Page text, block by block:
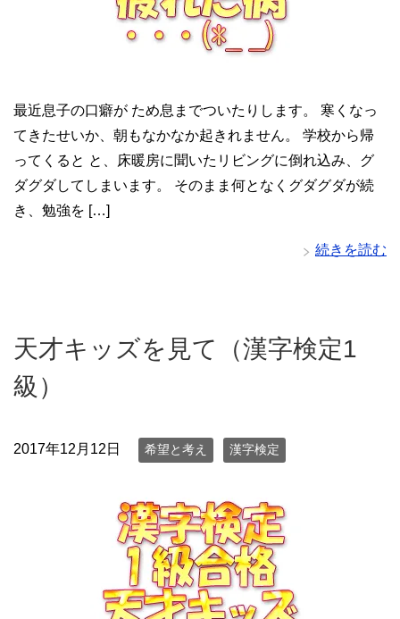
最近息子の口癖が ため息までついたりします。 寒くなっ
てきたせいか、朝もなかなか起きれません。 学校から帰
ってくると と、床暖房に聞いたリビングに倒れ込み、グ
ダグダしてしまいます。 そのまま何となくグダグダが続
き、勉強を […]
続きを読む
天才キッズを見て（漢字検定1
級）
2017年12月12日 希望と考え 漢字検定